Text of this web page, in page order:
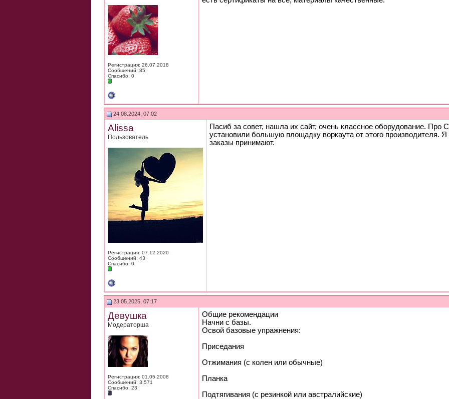
Регистрация: 26.07.2018
Сообщений: 85
Спасибо: 0
24.08.2024, 07:02
Alissa
Пользователь
Регистрация: 07.12.2020
Сообщений: 43
Спасибо: 0
Пасиб за совет, нашла их сайт, очень классное оборудование. Про
установили большую площадку воркаута от этого производителя.
заказы принимают.
23.05.2025, 07:17
Девушка
Модераторша
Регистрация: 01.05.2008
Сообщений: 3,571
Спасибо: 23
Общие рекомендации
Начни с базы.
Освой базовые упражнения:
Приседания
Отжимания (с колен или обычные)
Планка
Подтягивания (с резинкой или австралийские)